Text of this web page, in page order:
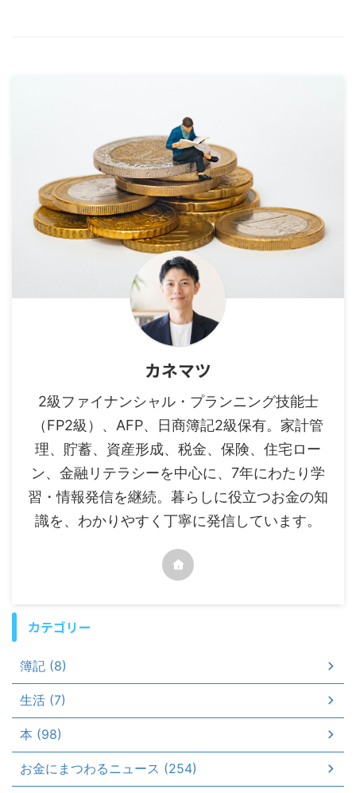
カネマツ
2級ファイナンシャル・プランニング技能士
（FP2級）、AFP、日商簿記2級保有。家計管
理、貯蓄、資産形成、税金、保険、住宅ロー
ン、金融リテラシーを中心に、7年にわたり学
習・情報発信を継続。暮らしに役立つお金の知
識を、わかりやすく丁寧に発信しています。
カテゴリー
簿記 (8)
生活 (7)
本 (98)
お金にまつわるニュース (254)